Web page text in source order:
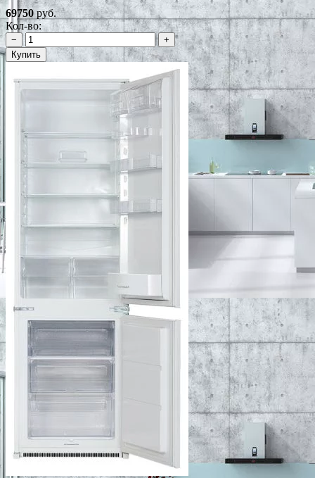
69750 руб.
Кол-во:
−
+
Купить